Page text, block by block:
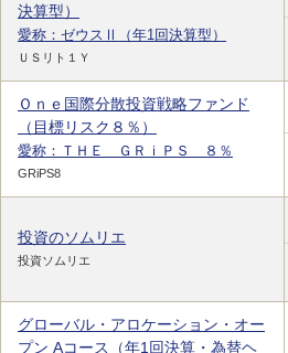
決算型）
愛称：ゼウスⅡ（年1回決算型）
ＵＳリト１Ｙ
Ｏｎｅ国際分散投資戦略ファンド
（目標リスク８％）
愛称：ＴＨＥ ＧＲｉＰＳ ８％
GRiPS8
投資のソムリエ
投資ソムリエ
グローバル・アロケーション・オー
プン Aコース（年1回決算・為替ヘ